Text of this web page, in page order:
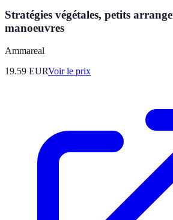
Stratégies végétales, petits
manoeuvres
Ammareal
19.59 EURVoir le prix